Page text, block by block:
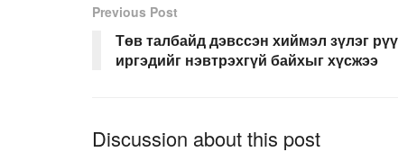
Previous Post
Төв талбайд дэвссэн хиймэл зүлэг рүү
иргэдийг нэвтрэхгүй байхыг хүсжээ
Discussion about this post